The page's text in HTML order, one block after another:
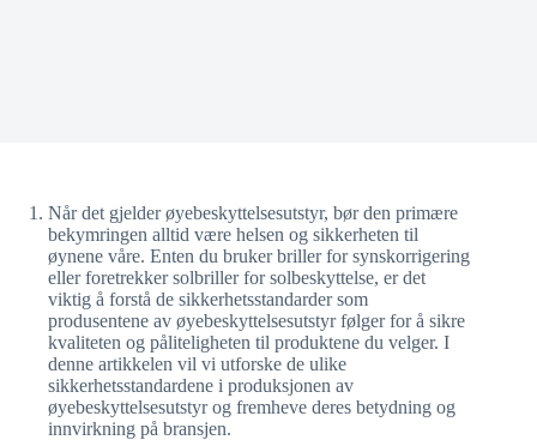
Når det gjelder øyebeskyttelsesutstyr, bør den primære
bekymringen alltid være helsen og sikkerheten til
øynene våre. Enten du bruker briller for synskorrigering
eller foretrekker solbriller for solbeskyttelse, er det
viktig å forstå de sikkerhetsstandarder som
produsentene av øyebeskyttelsesutstyr følger for å sikre
kvaliteten og påliteligheten til produktene du velger. I
denne artikkelen vil vi utforske de ulike
sikkerhetsstandardene i produksjonen av
øyebeskyttelsesutstyr og fremheve deres betydning og
innvirkning på bransjen.